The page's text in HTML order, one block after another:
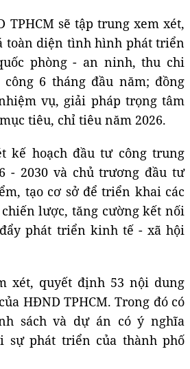
TPHCM sẽ tập trung xem xét,
toàn diện tình hình phát triển
phòng - an ninh, thu chi
6 tháng đầu năm; đồng
vụ, giải pháp trọng tâm
tiêu, chỉ tiêu năm 2026.
kế hoạch đầu tư công trung
- 2030 và chủ trương đầu tư
tạo cơ sở để triển khai các
lược, tăng cường kết nối
phát triển kinh tế - xã hội
xét, quyết định 53 nội dung
HĐND TPHCM. Trong đó có
sách và dự án có ý nghĩa
sự phát triển của thành phố